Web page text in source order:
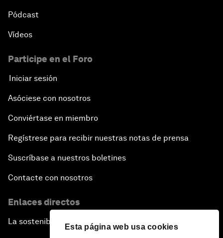
Esta página web usa cookies
Pódcast
Vídeos
Participe en el Foro
Iniciar sesión
Asóciese con nosotros
Conviértase en miembro
Regístrese para recibir nuestras notas de prensa
Suscríbase a nuestros boletines
Contacte con nosotros
Enlaces directos
La sostenibilidad en el Foro